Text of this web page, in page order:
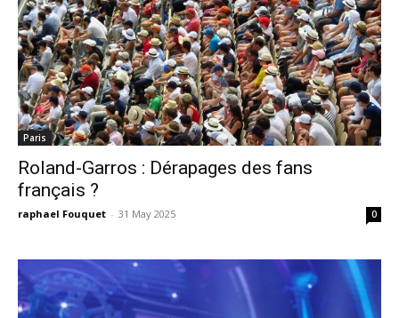
Paris
Roland-Garros : Dérapages des fans
français ?
raphael Fouquet - 31 May 2025 0